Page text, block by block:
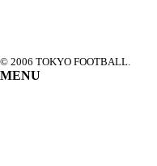
© 2006 TOKYO FOOTBALL.
MENU